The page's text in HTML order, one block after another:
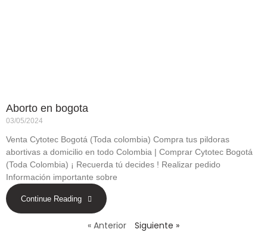
Aborto en bogota
03/05/2024
Venta Cytotec Bogotá (Toda colombia) Compra tus pildoras
abortivas a domicilio en todo Colombia | Comprar Cytotec Bogotá
(Toda Colombia) ¡ Recuerda tú decides ! Realizar pedido
Información importante sobre
Continue Reading
« Anterior Siguiente »